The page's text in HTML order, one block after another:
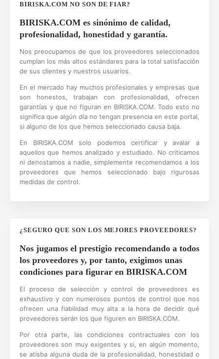
BIRISKA.COM NO SON DE FIAR?
BIRISKA.COM es sinónimo de calidad,
profesionalidad, honestidad y garantía.
Nos preocupamos de que los proveedores seleccionados
cumplan los más altos estándares para la total satisfacción
de sus clientes y nuestros usuarios.
En el mercado hay muchos profesionales y empresas que
son honestos, trabajan con profesionalidad, ofrecen
garantías y que no figuran en BIRISKA.COM. Todo esto no
significa que algún día no tengan presencia en este portal,
si alguno de los que hemos seleccionado causa baja.
En BIRISKA.COM solo podemos certificar y avalar a
aquellos que hemos analizado y estudiado. No criticamos
ni denostamos a nadie, simplemente recomendamos a los
proveedores que hemos seleccionado bajo rigurosas
medidas de control.
¿SEGURO QUE SON LOS MEJORES PROVEEDORES?
Nos jugamos el prestigio recomendando a todos
los proveedores y, por tanto, exigimos unas
condiciones para figurar en BIRISKA.COM
El proceso de selección y control de proveedores es
exhaustivo y con numerosos puntos de control que nos
ofrecen una fiabilidad muy alta a la hora de decidir qué
proveedores serán los que figuren en BIRISKA.COM.
Por otra parte, las condiciones contractuales con los
proveedores son muy exigentes y si, en algún momento,
se atisba alguna duda de la profesionalidad, honestidad o